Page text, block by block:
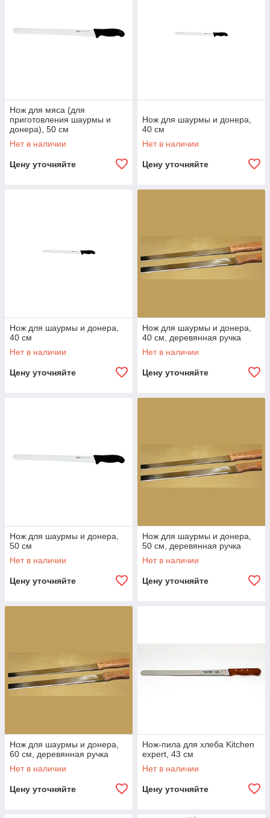
Нож для мяса (для
приготовления шаурмы и
донера), 50 см
Нет в наличии
Цену уточняйте
Нож для шаурмы и донера,
40 см
Нет в наличии
Цену уточняйте
Нож для шаурмы и донера,
40 см
Нет в наличии
Цену уточняйте
Нож для шаурмы и донера,
40 см, деревянная ручка
Нет в наличии
Цену уточняйте
Нож для шаурмы и донера,
50 см
Нет в наличии
Цену уточняйте
Нож для шаурмы и донера,
50 см, деревянная ручка
Нет в наличии
Цену уточняйте
Нож для шаурмы и донера,
60 см, деревянная ручка
Нет в наличии
Цену уточняйте
Нож-пила для хлеба Kitchen
expert, 43 см
Нет в наличии
Цену уточняйте